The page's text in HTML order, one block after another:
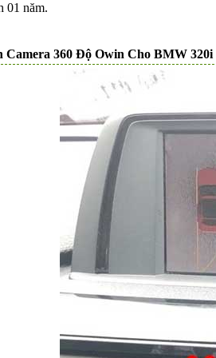
01 năm.
Camera 360 Độ Owin Cho BMW 320i